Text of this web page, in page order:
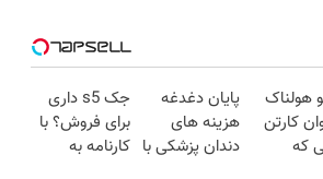
هولناک
کارتن
که
پایان دغدغه
هزینه های
دندان پزشکی با
جک s5 داری
برای فروش؟ با
کارنامه به